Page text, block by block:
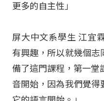
更多的自主性」
屏大中文系學生 江宜
有興趣，所以就幾個志
備了這門課程，第一堂
音開始，因為我們覺得